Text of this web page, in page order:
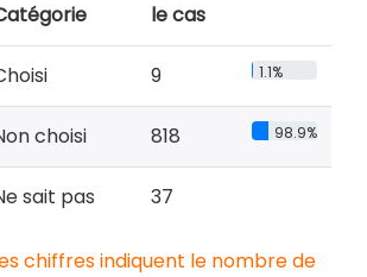
le cas
9 1.1%
choisi 818 98.9%
sait pas 37
chiffres indiquent le nombre de